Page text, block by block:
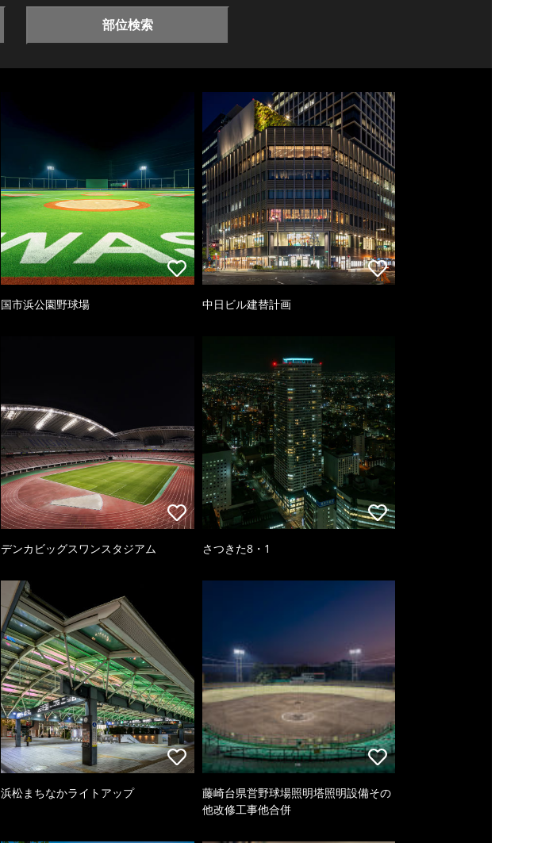
部位検索
国市浜公園野球場 中日ビル建替計画
デンカビッグスワンスタジアム さつきた8・1
浜松まちなかライトアップ
藤崎台県営野球場照明塔照明設備その
他改修工事他合併